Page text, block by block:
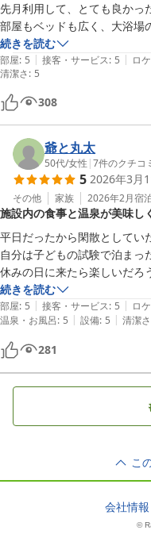
先月利用して、とても良かっ
部屋もベッドも広く、大浴場
ハウステンボスへいくときは
ありがとうございました。
続きを読む
部屋: 5 | 接客・サービス: 5 | ロ
清潔さ: 5
308
爺と丸太
50代/女性 |7件のクチコ
5 2026年3月
その他 家族 2026年2月宿
施設内の食事と温泉が美味し
平日だったから閑散としてい
自分は子どもの試験で泊まっ
休みの日に来たら楽しいだろ
施設内の食べ物屋さんのお料
温泉もいいお湯だったよ
続きを読む
部屋: 5 | 接客・サービス: 5 | ロ
温泉・お風呂: 5 | 設備: 5 | 清潔さ
281
こ
会社情報
©